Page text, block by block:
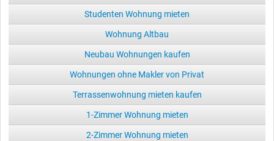
Studenten Wohnung mieten
Wohnung Altbau
Neubau Wohnungen kaufen
Wohnungen ohne Makler von Privat
Terrassenwohnung mieten kaufen
1-Zimmer Wohnung mieten
2-Zimmer Wohnung mieten